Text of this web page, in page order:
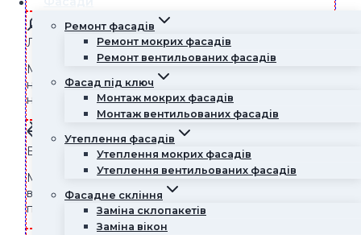
Ремонт фасадів
Ремонт мокрих фасадів
Ремонт вентильованих фасадів
Фасад під ключ
Монтаж мокрих фасадів
Монтаж вентильованих фасадів
Утеплення фасадів
Утеплення мокрих фасадів
Утеплення вентильованих фасадів
Фасадне скління
Заміна склопакетів
Заміна вікон
Легка вага
Металочерепиця легка, що зменшує навантаження
на конструкцію будинку і дозволяє встановлювати її
на різних типах дахів.
Естетичність
Металочерепиця доступна в різноманітних колірних
варіантах і дизайнах, що дає змогу створити
привабливий зовнішній вигляд даху.